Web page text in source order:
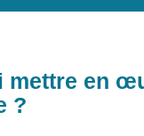
mettre en
?